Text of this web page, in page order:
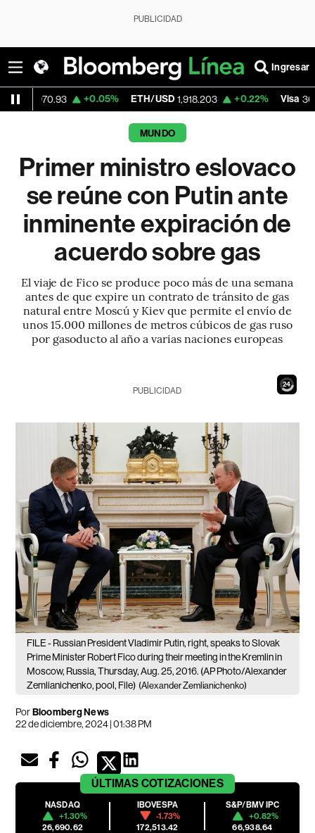
PUBLICIDAD
Ingresar
+0.05% ETH/USD 1,918.203 +0.22% Visa 362.50 -
MUNDO
Primer ministro eslovaco
se reúne con Putin ante
inminente expiración de
acuerdo sobre gas
El viaje de Fico se produce poco más de una semana
antes de que expire un contrato de tránsito de gas
natural entre Moscú y Kiev que permite el envío de
unos 15.000 millones de metros cúbicos de gas ruso
por gasoducto al año a varias naciones europeas
23
PUBLICIDAD
FILE - Russian President Vladimir Putin, right, speaks to Slovak
Prime Minister Robert Fico during their meeting in the Kremlin in
Moscow, Russia, Thursday, Aug. 25, 2016. (AP Photo/Alexander
Zemlianichenko, pool, File) (Alexander Zemlianichenko)
PorBloomberg News
22 de diciembre, 2024 | 01:38 PM
ÚLTIMAS COTIZACIONES
NASDAQ
+1.30%
26,690.62
IBOVESPA
-1.73%
172,513.42
S&P/BMV IPC
+0.82%
66,938.64